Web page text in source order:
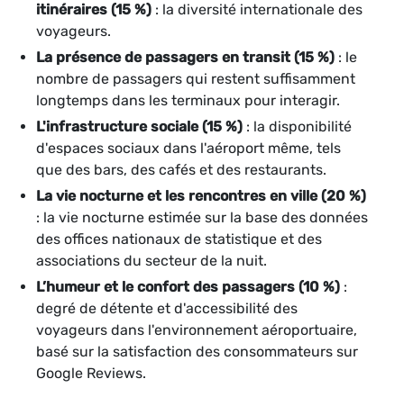
itinéraires (15 %) : la diversité internationale des
voyageurs.
La présence de passagers en transit (15 %) : le
nombre de passagers qui restent suffisamment
longtemps dans les terminaux pour interagir.
L'infrastructure sociale (15 %) : la disponibilité
d'espaces sociaux dans l'aéroport même, tels
que des bars, des cafés et des restaurants.
La vie nocturne et les rencontres en ville (20 %)
: la vie nocturne estimée sur la base des données
des offices nationaux de statistique et des
associations du secteur de la nuit.
L’humeur et le confort des passagers (10 %) :
degré de détente et d'accessibilité des
voyageurs dans l'environnement aéroportuaire,
basé sur la satisfaction des consommateurs sur
Google Reviews.